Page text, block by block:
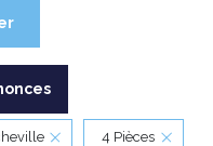
4 Pièces